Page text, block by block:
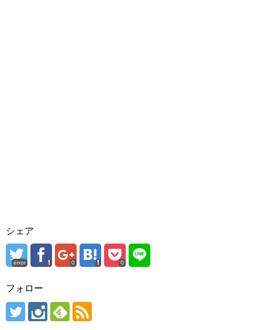
シェア
error 0 0
フォロー